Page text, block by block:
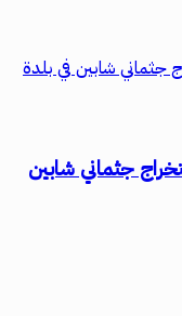
جثماني شابين